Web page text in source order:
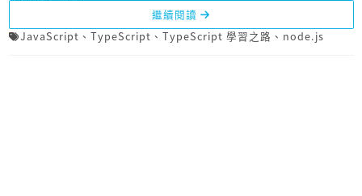
繼續閱讀
JavaScript 、 TypeScript 、 TypeScript 學習之路 、 node.js